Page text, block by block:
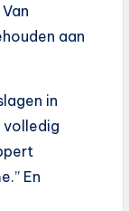
aan
in
volledig
En